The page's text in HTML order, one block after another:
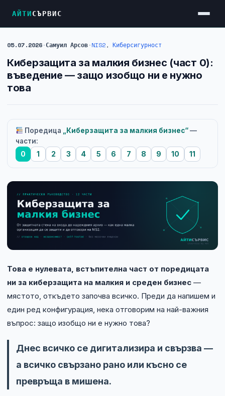
АЙТИСЪРВИС
Услуги
Достъп до Интернет
Резервен Интернет
Фирмени мрежи
Firewall и VPN
Колокация на сървъри
Абонаментна IT поддръжка
Технически изисквания
Правна информация
GDPR
05.07.2026·Самуил Арсов·NIS2, Киберсигурност
Киберзащита за малкия бизнес (част 0):
въведение — защо изобщо ни е нужно
това
Поредица „Киберзащита за малкия бизнес“—
части:
0 1 2 3 4 5 6 7 8 9 10 11
Това е нулевата, встъпителна част от поредицата
ни за киберзащита на малкия и среден бизнес —
мястото, откъдето започва всичко. Преди да напишем и
един ред конфигурация, нека отговорим на най-важния
въпрос: защо изобщо ни е нужно това?
Днес всичко се дигитализира и свързва —
а всичко свързано рано или късно се
превръща в мишена.